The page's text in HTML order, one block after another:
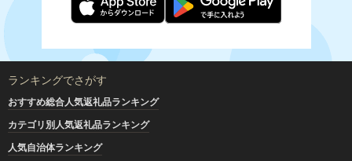
ランキングでさがす
おすすめ総合人気返礼品ランキング
カテゴリ別人気返礼品ランキング
人気自治体ランキング